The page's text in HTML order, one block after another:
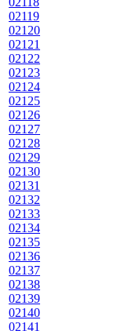
02119
02120
02121
02122
02123
02124
02125
02126
02127
02128
02129
02130
02131
02132
02133
02134
02135
02136
02137
02138
02139
02140
02141